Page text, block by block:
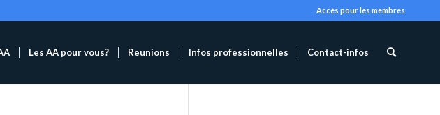
Accès pour les membres
Les AA pour vous? Reunions Infos professionnelles Contact-infos